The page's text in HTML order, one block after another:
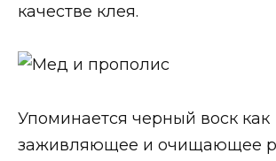
качестве клея.
Упоминается черный воск как
заживляющее и очищающее